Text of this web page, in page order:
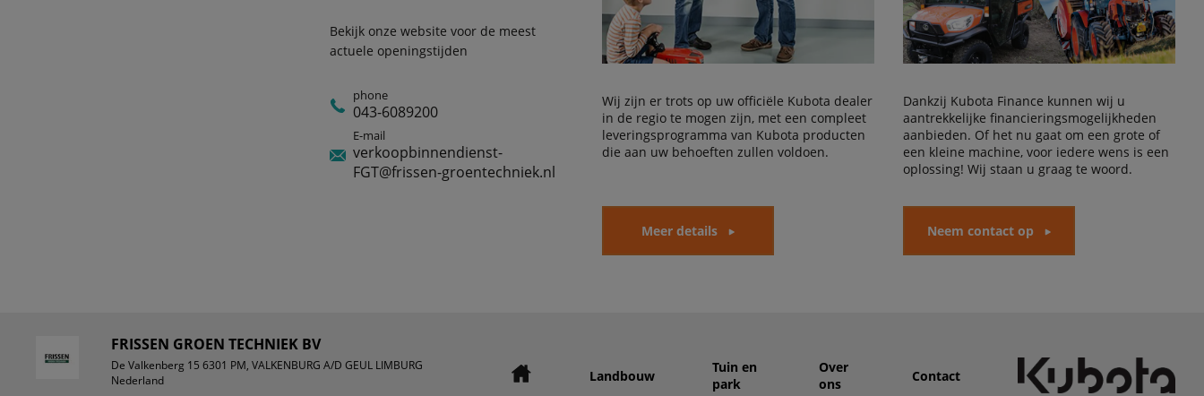
Bekijk onze website voor de meest
actuele openingstijden
phone
043-6089200
E-mail
verkoopbinnendienst-
FGT@frissen-groentechniek.nl
Wij zijn er trots op uw officiële Kubota dealer
in de regio te mogen zijn, met een compleet
leveringsprogramma van Kubota producten
die aan uw behoeften zullen voldoen.
Meer details
Dankzij Kubota Finance kunnen wij u
aantrekkelijke financieringsmogelijkheden
aanbieden. Of het nu gaat om een grote of
een kleine machine, voor iedere wens is een
oplossing! Wij staan u graag te woord.
Neem contact op
FRISSEN GROEN TECHNIEK BV
De Valkenberg 15 6301 PM, VALKENBURG A/D GEUL LIMBURG
Nederland
Landbouw
Tuin en
park
Over
ons
Contact